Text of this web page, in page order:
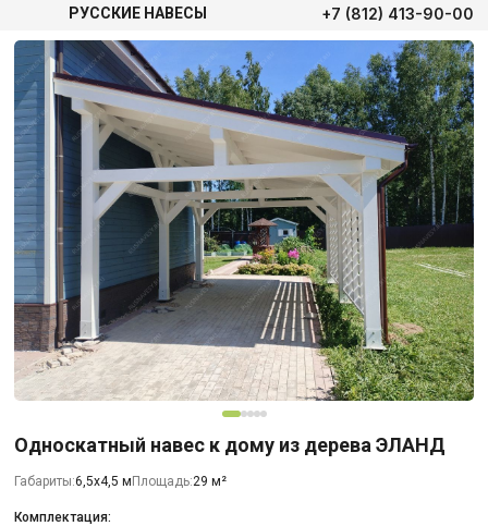
РУССКИЕ НАВЕСЫ +7 (812) 413-90-00
Односкатный навес к дому из дерева ЭЛАНД
Габариты:6,5х4,5 м Площадь:29 м²
Комплектация: